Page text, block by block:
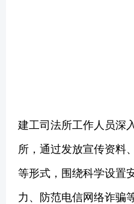
建工司法所工作人员深
所，通过发放宣传资料
等形式，围绕科学设置
力、防范电信网络诈骗